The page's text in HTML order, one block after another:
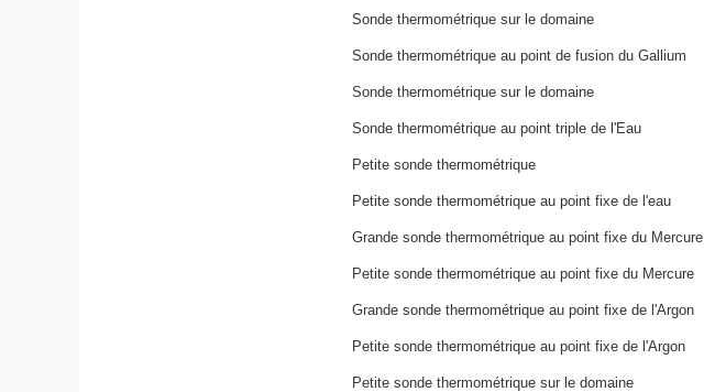
Sonde thermométrique sur le domaine
Sonde thermométrique au point de fusion du Gallium
Sonde thermométrique sur le domaine
Sonde thermométrique au point triple de l'Eau
Petite sonde thermométrique
Petite sonde thermométrique au point fixe de l'eau
Grande sonde thermométrique au point fixe du Mercure
Petite sonde thermométrique au point fixe du Mercure
Grande sonde thermométrique au point fixe de l'Argon
Petite sonde thermométrique au point fixe de l'Argon
Petite sonde thermométrique sur le domaine